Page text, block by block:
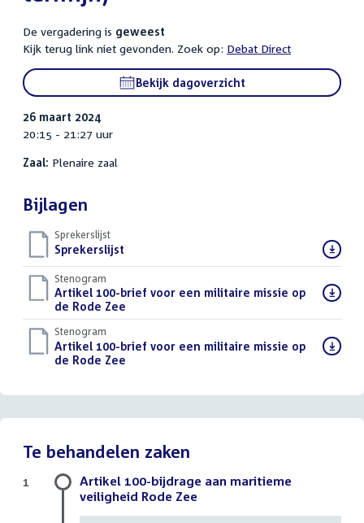
De vergadering is geweest
Kijk terug link niet gevonden. Zoek op: Debat Direct
Bekijk dagoverzicht
26 maart 2024
20:15 - 21:27 uur
Zaal: Plenaire zaal
Bijlagen
Sprekerslijst
Download
bestand:
Sprekerslijst
Stenogram
Download
bestand:
Artikel 100-brief voor een militaire missie op
de Rode Zee
Stenogram
Download
bestand:
Artikel 100-brief voor een militaire missie op
de Rode Zee
Te behandelen zaken
Artikel 100-bijdrage aan maritieme
veiligheid Rode Zee
1